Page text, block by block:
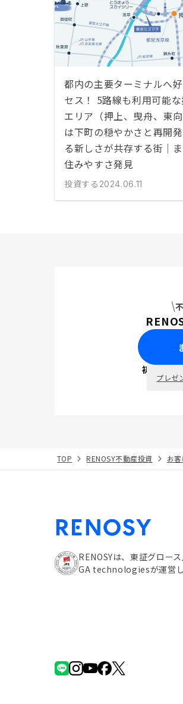
都内の主要ターミナルへ
セス！ 5路線も利用可能な
エリア（押上、曳舟、東向
は下町の穏やかさと再開
る新しさが共存する街｜
住みやすさ発見
投資する 2024.06.11
初回面談で
プレゼ
TOP RENOSY不動産投資 お
RENOSYは、東証グロー
GA technologiesが運営し